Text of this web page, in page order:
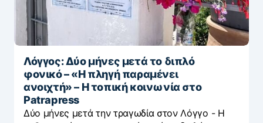
Λόγγος: Δύο μήνες μετά το διπλό
φονικό – «H πληγή παραμένει
ανοιχτή» – Η τοπική κοινωνία στο
Patrapress
Δύο μήνες μετά την τραγωδία στον Λόγγο - H